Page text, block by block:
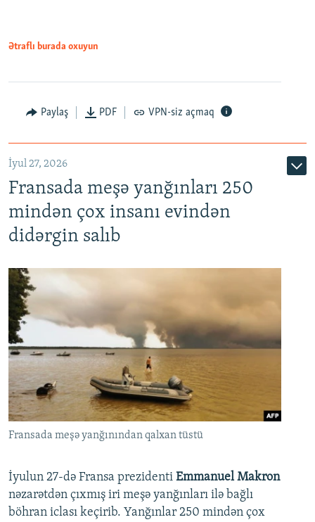
Ətraflı burada oxuyun
Paylaş PDF VPN-siz açmaq
İyul 27, 2026
Fransada meşə yanğınları 250
mindən çox insanı evindən
didərgin salıb
Fransada meşə yanğınından qalxan tüstü
İyulun 27-də Fransa prezidenti Emmanuel Makron
nəzarətdən çıxmış iri meşə yanğınları ilə bağlı
böhran iclası keçirib. Yanğınlar 250 mindən çox